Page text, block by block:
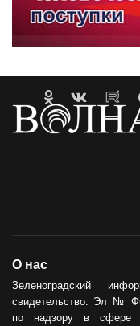
О нас
Зеленоградский
свидетельство: Эл №
по надзору в сфере